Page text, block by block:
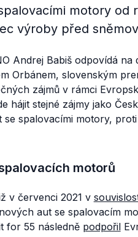
motory od
výroby před
Andrej Babiš odpovídá
Orbánem, slovenským
zájmů v rámci
hájit stejné zájmy jako
spalovacími motory,
motorů
v červenci 2021 v
aut se spalovacím
for 55 následně podpořil